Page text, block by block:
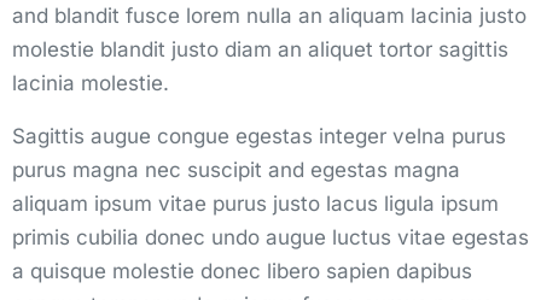
and blandit fusce lorem nulla an aliquam lacinia justo
molestie blandit justo diam an aliquet tortor sagittis
lacinia molestie.
Sagittis augue congue egestas integer velna purus
purus magna nec suscipit and egestas magna
aliquam ipsum vitae purus justo lacus ligula ipsum
primis cubilia donec undo augue luctus vitae egestas
a quisque molestie donec libero sapien dapibus